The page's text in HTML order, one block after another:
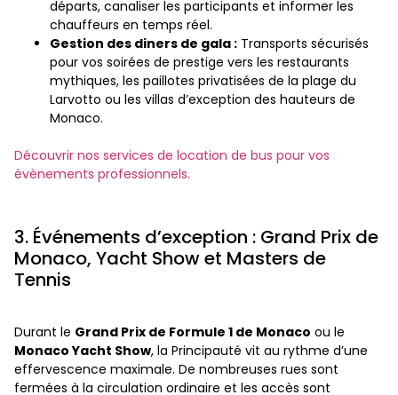
départs, canaliser les participants et informer les
chauffeurs en temps réel.
Gestion des diners de gala : Transports sécurisés
pour vos soirées de prestige vers les restaurants
mythiques, les paillotes privatisées de la plage du
Larvotto ou les villas d’exception des hauteurs de
Monaco.
Découvrir nos services de location de bus pour vos
évènements professionnels.
3. Événements d’exception : Grand Prix de
Monaco, Yacht Show et Masters de
Tennis
Durant le Grand Prix de Formule 1 de Monaco ou le
Monaco Yacht Show, la Principauté vit au rythme d’une
effervescence maximale. De nombreuses rues sont
fermées à la circulation ordinaire et les accès sont